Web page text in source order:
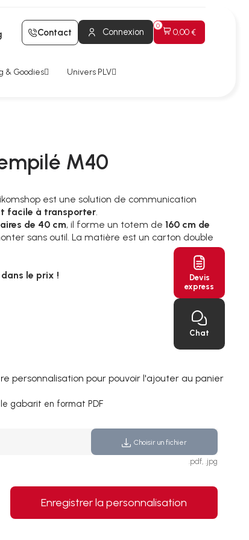
Contact Connexion 0,00 €
& Goodies Univers PLV
M40
est une solution de communication
facile à transporter
de 40 cm, il forme un totem de 160 cm de
sans outil. La matière est un carton double
le prix !
personnalisation pour pouvoir l'ajouter au panier
gabarit en format PDF
Choisir un fichier
.pdf, .jpg
Enregistrer la personnalisation
Devis
express
Chat